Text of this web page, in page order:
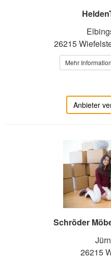
26215
Mehr
Anbieter
Schröder
26215